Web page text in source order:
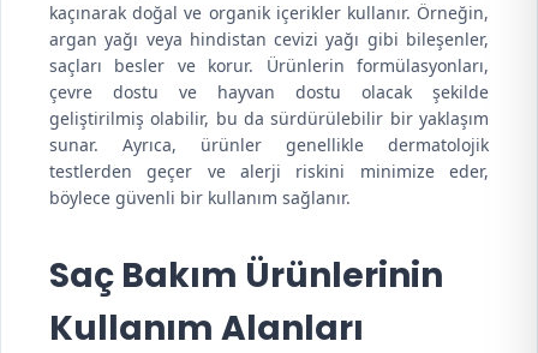
kaçınarak doğal ve organik içerikler kullanır. Örneğin,
argan yağı veya hindistan cevizi yağı gibi bileşenler,
saçları besler ve korur. Ürünlerin formülasyonları,
çevre dostu ve hayvan dostu olacak şekilde
geliştirilmiş olabilir, bu da sürdürülebilir bir yaklaşım
sunar. Ayrıca, ürünler genellikle dermatolojik
testlerden geçer ve alerji riskini minimize eder,
böylece güvenli bir kullanım sağlanır.
Saç Bakım Ürünlerinin
Kullanım Alanları